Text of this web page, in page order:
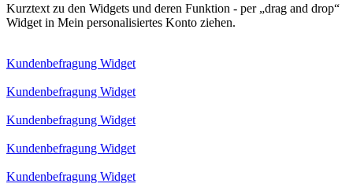
Kurztext zu den Widgets und deren Funktion - per „drag and drop“
Widget in Mein personalisiertes Konto ziehen.
Kundenbefragung Widget
Kundenbefragung Widget
Kundenbefragung Widget
Kundenbefragung Widget
Kundenbefragung Widget